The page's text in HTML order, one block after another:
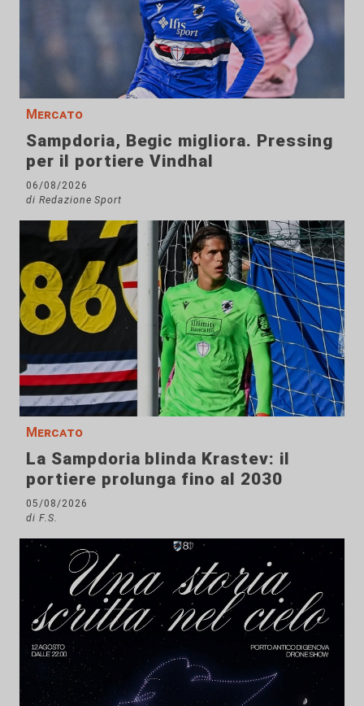
Mercato
Sampdoria, Begic migliora. Pressing
per il portiere Vindhal
06/08/2026
di Redazione Sport
Mercato
La Sampdoria blinda Krastev: il
portiere prolunga fino al 2030
05/08/2026
di F.S.